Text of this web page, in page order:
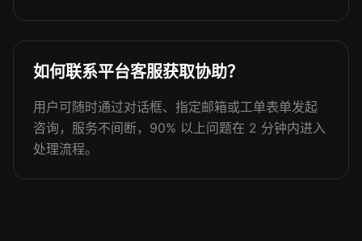
如何联系平台客服获取协助？
用户可随时通过对话框、指定邮箱或工单表单发起
咨询，服务不间断，90% 以上问题在 2 分钟内进入
处理流程。